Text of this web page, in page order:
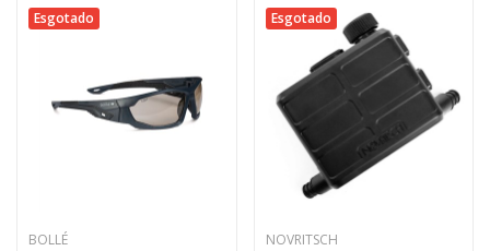
Esgotado
BOLLÉ
Esgotado
NOVRITSCH